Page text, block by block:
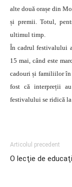
alte două orașe din
și premii. Totul,
ultimul timp.
În cadrul festivalului
15 mai, când este
cadouri și familiilor în
fost că interpreții
festivalului se ridică
Articolul precedent
O lecţie de